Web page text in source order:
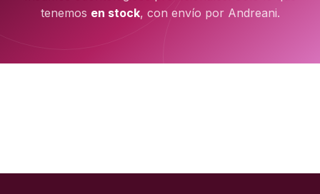
tenemos en stock, con envío por Andreani.